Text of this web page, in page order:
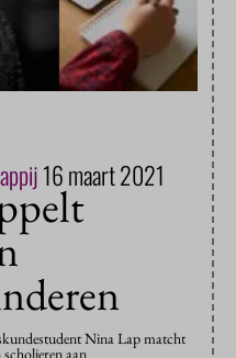
16 maart 2021
Nina Lap matcht